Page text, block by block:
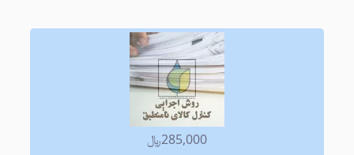
285,000﷼